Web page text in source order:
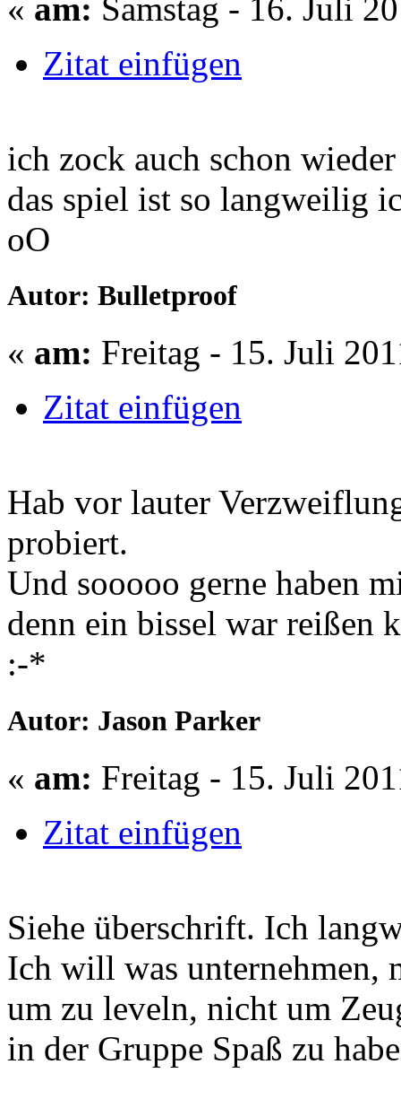
« am: Samstag - 16. Juli
Zitat einfügen
ich zock auch schon
das spiel ist so langweilig
oO
Autor: Bulletproof
« am: Freitag - 15. Juli
Zitat einfügen
Hab vor lauter
probiert.
Und sooooo gerne haben
denn ein bissel war reißen
:-*
Autor: Jason Parker
« am: Freitag - 15. Juli
Zitat einfügen
Siehe überschrift. Ich
Ich will was unternehmen,
um zu leveln, nicht um
in der Gruppe Spaß zu